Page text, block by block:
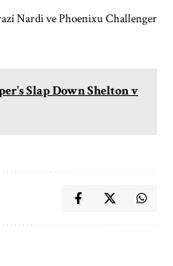
Nardi ve Phoenixu Challenger
Slap Down Shelton v